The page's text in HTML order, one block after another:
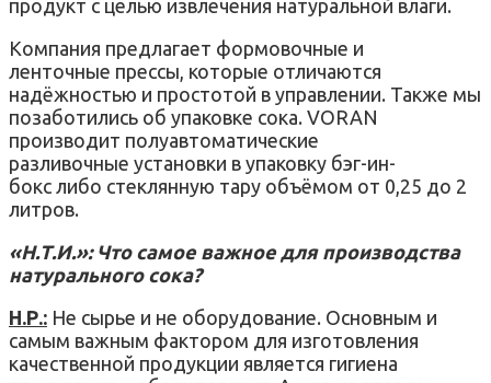
продукт с целью извлечения натуральной влаги.
Компания предлагает формовочные и
ленточные прессы, которые отличаются
надёжностью и простотой в управлении. Также мы
позаботились об упаковке сока. VORAN
производит полуавтоматические
разливочные установки в упаковку бэг-ин-
бокс либо стеклянную тару объёмом от 0,25 до 2
литров.
«Н.Т.И.»: Что самое важное для производства
натурального сока?
Н.Р.: Не сырье и не оборудование. Основным и
самым важным фактором для изготовления
качественной продукции является гигиена